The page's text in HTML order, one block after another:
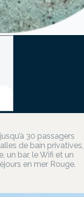
30 passagers
de bain privatives,
un bar, le Wifi et un
en mer Rouge.